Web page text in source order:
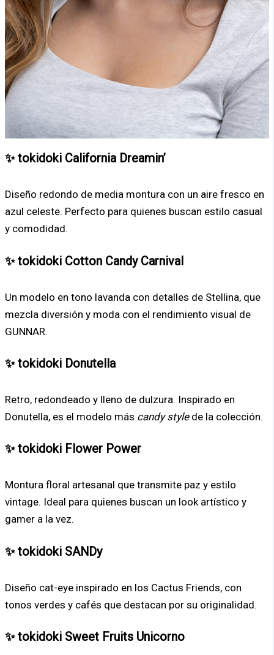
✨ tokidoki California Dreamin’
Diseño redondo de media montura con un aire fresco en
azul celeste. Perfecto para quienes buscan estilo casual
y comodidad.
✨ tokidoki Cotton Candy Carnival
Un modelo en tono lavanda con detalles de Stellina, que
mezcla diversión y moda con el rendimiento visual de
GUNNAR.
✨ tokidoki Donutella
Retro, redondeado y lleno de dulzura. Inspirado en
Donutella, es el modelo más candy stylede la colección.
✨ tokidoki Flower Power
Montura floral artesanal que transmite paz y estilo
vintage. Ideal para quienes buscan un look artístico y
gamer a la vez.
✨ tokidoki SANDy
Diseño cat-eye inspirado en los Cactus Friends, con
tonos verdes y cafés que destacan por su originalidad.
✨ tokidoki Sweet Fruits Unicorno